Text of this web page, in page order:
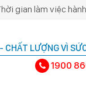
gian làm việc
CHẤT LƯỢNG VÌ
1900